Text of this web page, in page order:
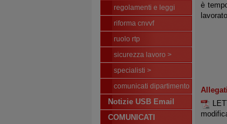
regolamenti e leggi
riforma cnvvf
ruolo rtp
sicurezza lavoro >
specialisti >
comunicati dipartimento
Notizie USB Email
COMUNICATI
è